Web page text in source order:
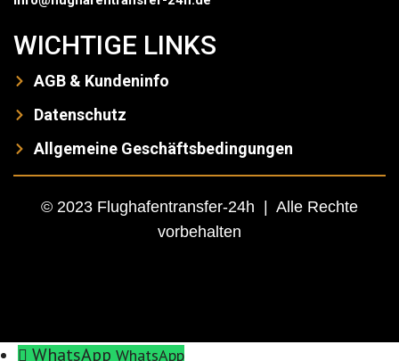
WICHTIGE LINKS
AGB & Kundeninfo
Datenschutz
Allgemeine Geschäftsbedingungen
© 2023 Flughafentransfer-24h | Alle Rechte
vorbehalten
WhatsApp WhatsApp